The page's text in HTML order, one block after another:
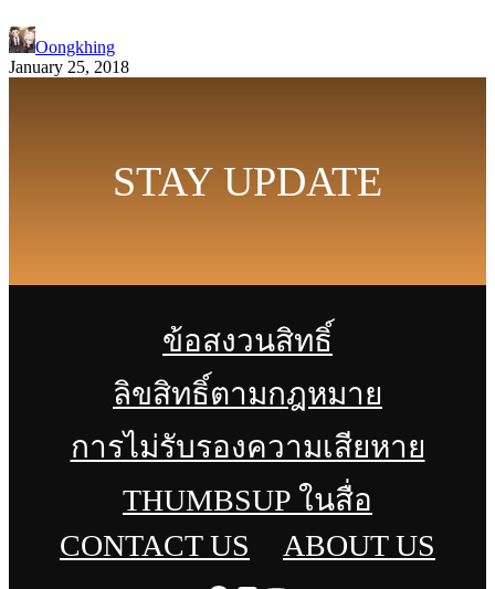
Oongkhing
January 25, 2018
STAY UPDATE
ข้อสงวนสิทธิ์
ลิขสิทธิ์ตามกฎหมาย
การไม่รับรองความเสียหาย
THUMBSUP ในสื่อ
CONTACT US
ABOUT US